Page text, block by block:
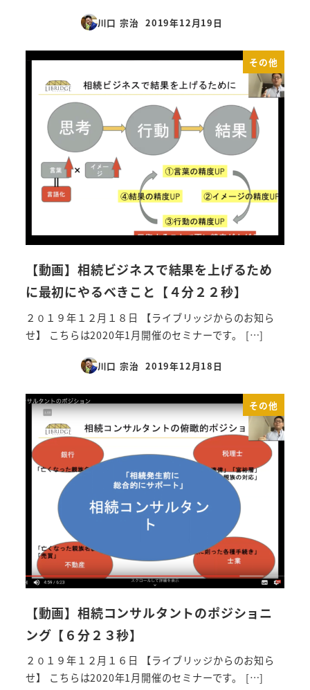
川口 宗治
投稿日
2019年12月19日
その他
【動画】相続ビジネスで結果を上げるため
に最初にやるべきこと【４分２２秒】
２０１９年１２月１８日 【ライブリッジからのお知ら
せ】 こちらは2020年1月開催のセミナーです。 […]
川口 宗治
投稿日
2019年12月18日
その他
【動画】相続コンサルタントのポジショニ
ング【６分２３秒】
２０１９年１２月１６日 【ライブリッジからのお知ら
せ】 こちらは2020年1月開催のセミナーです。 […]